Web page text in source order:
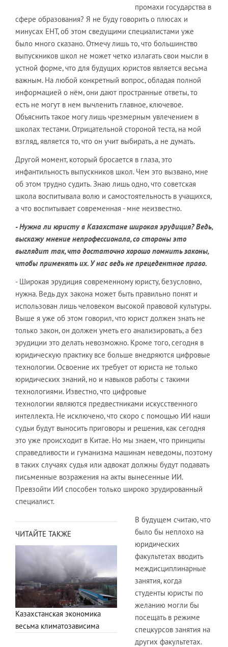
промахи государства в
сфере образования? Я не буду говорить о плюсах и
минусах ЕНТ, об этом сведущими специалистами уже
было много сказано. Отмечу лишь то, что большинство
выпускников школ не может четко излагать свои мысли в
устной форме, что для будущих юристов является весьма
важным. На любой конкретный вопрос, обладая полной
информацией о нём, они дают пространные ответы, то
есть не могут в нем вычленить главное, ключевое.
Объяснить такое могу лишь чрезмерным увлечением в
школах тестами. Отрицательной стороной теста, на мой
взгляд, является то, что он учит выбирать, а не думать.
Другой момент, который бросается в глаза, это
инфантильность выпускников школ. Чем это вызвано, мне
об этом трудно судить. Знаю лишь одно, что советская
школа воспитывала волю и самостоятельность в учащихся,
а что воспитывает современная - мне неизвестно.
- Нужна ли юристу в Казахстане широкая эрудиция? Ведь,
выскажу мнение непрофессионала, со стороны это
выглядит так, что достаточно хорошо помнить законы,
чтобы применять их. У нас ведь не прецедентное право.
- Широкая эрудиция современному юристу, безусловно,
нужна. Ведь дух закона может быть правильно понят и
использован лишь человеком высокой правовой культуры.
Выше я уже об этом говорил, что юрист должен знать не
только закон, он должен уметь его анализировать, а без
эрудиции это делать невозможно. Кроме того, сегодня в
юридическую практику все больше внедряются цифровые
технологии. Освоение их требует от юриста не только
юридических знаний, но и навыков работы с такими
технологиями. Известно, что цифровые
технологии являются предвестниками искусственного
интеллекта. Не исключено, что скоро с помощью ИИ наши
судьи будут выносить приговоры и решения, как сегодня
это уже происходит в Китае. Но мы знаем, что принципы
справедливости и гуманизма машинам неведомы, поэтому
в таких случаях судья или адвокат должны будут подавать
письменные возражения на акты вынесенные ИИ.
Превзойти ИИ способен только широко эрудированный
специалист.
ЧИТАЙТЕ ТАКЖЕ
Казахстанская экономика
весьма климатозависима
В будущем считаю, что
было бы неплохо на
юридических
факультетах вводить
междисциплинарные
занятия, когда
студенты юристы по
желанию могли бы
посещать в режиме
спецкурсов занятия на
других факультетах.